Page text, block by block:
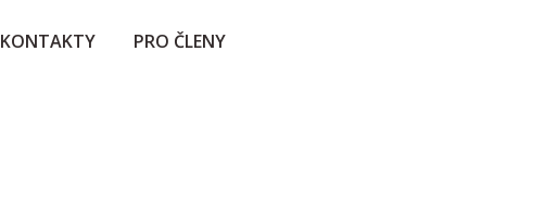
KONTAKTY PRO ČLENY